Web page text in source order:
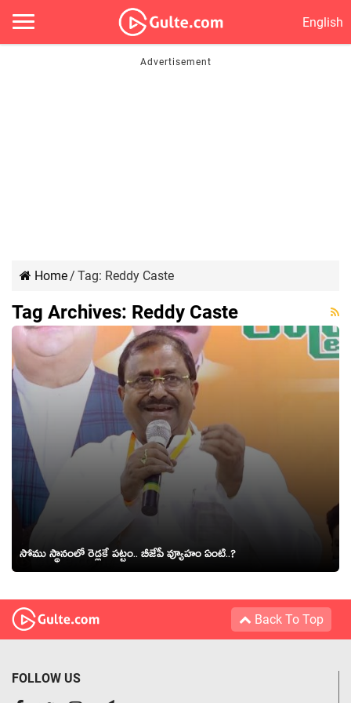
English
Home/ Tag: Reddy Caste
Tag Archives: Reddy Caste
సోము స్థానంలో రెడ్ల‌కే ప‌ట్టం.. బీజేపీ వ్యూహం ఏంటి..?
Back To Top
FOLLOW US